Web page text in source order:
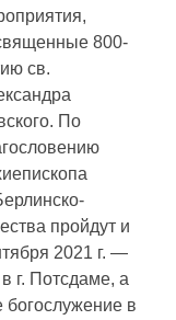
800-
св.
По
пройдут и
2021 г. —
г. Потсдаме, а
богослужение в